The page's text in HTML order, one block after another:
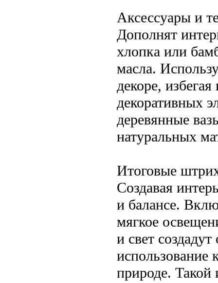
Аксессуары и
Дополнят
хлопка или
масла.
декоре,
декоративных
деревянные
натуральных
Итоговые
Создавая
и балансе.
мягкое
и свет
природе. Такой